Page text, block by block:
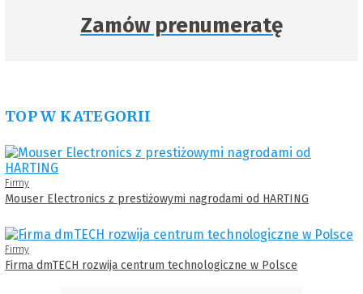
Zamów prenumeratę
TOP W KATEGORII
Firmy
Mouser Electronics z prestiżowymi nagrodami od HARTING
Firmy
Firma dmTECH rozwija centrum technologiczne w Polsce